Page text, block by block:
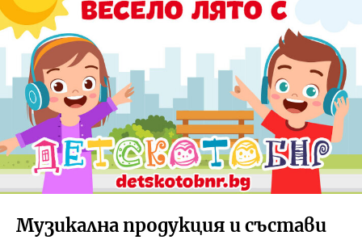
Музикална продукция и състави